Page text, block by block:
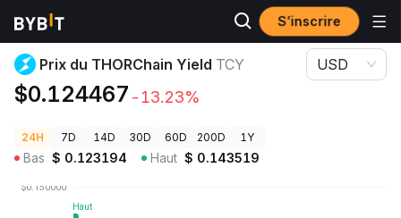
S’inscrire
Prix des cryptos Prix du THORChain Yield TCY
Prix du THORChain Yield TCY
$0.124467 -13.23%
USD
24H 7D 14D 30D 60D 200D 1Y
Bas $ 0.123194 Haut $ 0.143519